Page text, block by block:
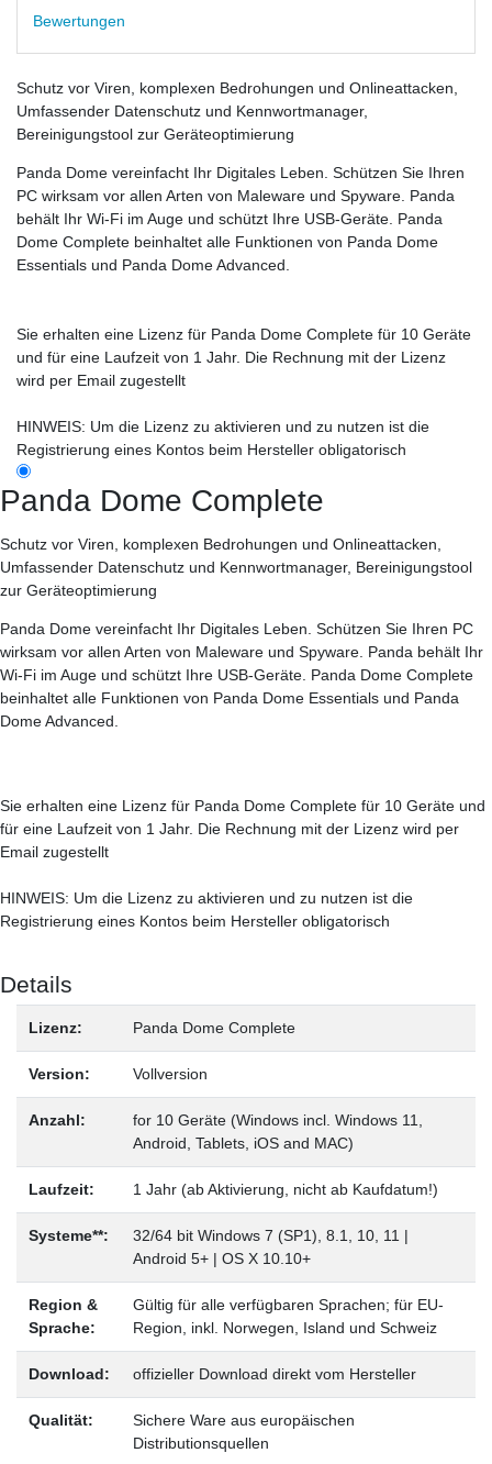
Bewertungen
Schutz vor Viren, komplexen Bedrohungen und Onlineattacken,
Umfassender Datenschutz und Kennwortmanager,
Bereinigungstool zur Geräteoptimierung
Panda Dome vereinfacht Ihr Digitales Leben. Schützen Sie Ihren
PC wirksam vor allen Arten von Maleware und Spyware. Panda
behält Ihr Wi-Fi im Auge und schützt Ihre USB-Geräte. Panda
Dome Complete beinhaltet alle Funktionen von Panda Dome
Essentials und Panda Dome Advanced.
Sie erhalten eine Lizenz für Panda Dome Complete für 10 Geräte
und für eine Laufzeit von 1 Jahr. Die Rechnung mit der Lizenz
wird per Email zugestellt
HINWEIS: Um die Lizenz zu aktivieren und zu nutzen ist die
Registrierung eines Kontos beim Hersteller obligatorisch
Panda Dome Complete
Schutz vor Viren, komplexen Bedrohungen und Onlineattacken,
Umfassender Datenschutz und Kennwortmanager, Bereinigungstool
zur Geräteoptimierung
Panda Dome vereinfacht Ihr Digitales Leben. Schützen Sie Ihren PC
wirksam vor allen Arten von Maleware und Spyware. Panda behält Ihr
Wi-Fi im Auge und schützt Ihre USB-Geräte. Panda Dome Complete
beinhaltet alle Funktionen von Panda Dome Essentials und Panda
Dome Advanced.
Sie erhalten eine Lizenz für Panda Dome Complete für 10 Geräte und
für eine Laufzeit von 1 Jahr. Die Rechnung mit der Lizenz wird per
Email zugestellt
HINWEIS: Um die Lizenz zu aktivieren und zu nutzen ist die
Registrierung eines Kontos beim Hersteller obligatorisch
Details
Lizenz: Panda Dome Complete
Version: Vollversion
Anzahl:
for 10 Geräte (Windows incl. Windows 11,
Android, Tablets, iOS and MAC)
Laufzeit: 1 Jahr (ab Aktivierung, nicht ab Kaufdatum!)
Systeme**:
32/64 bit Windows 7 (SP1), 8.1, 10, 11 |
Android 5+ | OS X 10.10+
Region &
Sprache:
Gültig für alle verfügbaren Sprachen; für EU-
Region, inkl. Norwegen, Island und Schweiz
Download: offizieller Download direkt vom Hersteller
Qualität:
Sichere Ware aus europäischen
Distributionsquellen